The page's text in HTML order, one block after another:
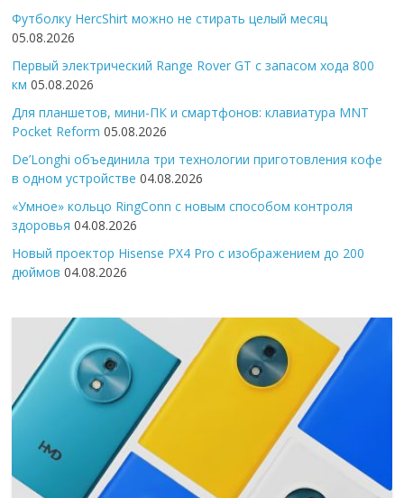
Футболку HercShirt можно не стирать целый месяц
05.08.2026
Первый электрический Range Rover GT с запасом хода 800
км 05.08.2026
Для планшетов, мини-ПК и смартфонов: клавиатура MNT
Pocket Reform 05.08.2026
De’Longhi объединила три технологии приготовления кофе
в одном устройстве 04.08.2026
«Умное» кольцо RingConn с новым способом контроля
здоровья 04.08.2026
Новый проектор Hisense PX4 Pro с изображением до 200
дюймов 04.08.2026